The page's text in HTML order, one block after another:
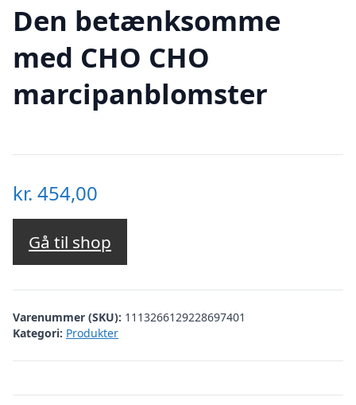
Den betænksomme
med CHO CHO
marcipanblomster
kr. 454,00
Gå til shop
Varenummer (SKU): 1113266129228697401
Kategori: Produkter